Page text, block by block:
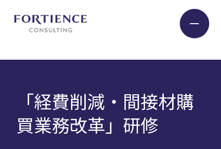
Service
「経費削減・間接材購
買業務改革」研修